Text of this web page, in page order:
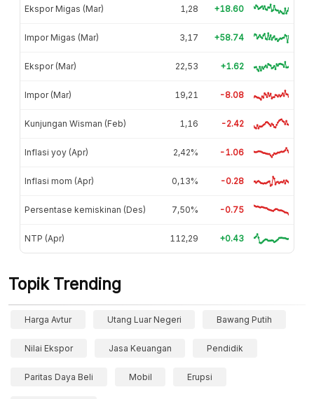
Ekspor Migas (Mar) 1,28 +18.60
Impor Migas (Mar) 3,17 +58.74
Ekspor (Mar) 22,53 +1.62
Impor (Mar) 19,21 -8.08
Kunjungan Wisman (Feb) 1,16 -2.42
Inflasi yoy (Apr) 2,42% -1.06
Inflasi mom (Apr) 0,13% -0.28
Persentase kemiskinan (Des) 7,50% -0.75
NTP (Apr) 112,29 +0.43
Topik Trending
Harga Avtur Utang Luar Negeri Bawang Putih
Nilai Ekspor Jasa Keuangan Pendidik
Paritas Daya Beli Mobil Erupsi